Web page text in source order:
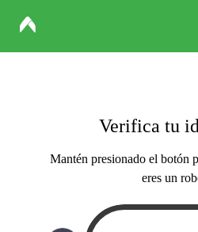
Verifica tu
Mantén presionado el botón
eres un